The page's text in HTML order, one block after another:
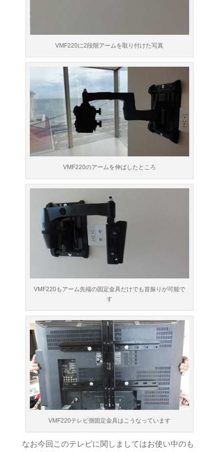
VMF220に2段階アームを取り付けた写真
VMF220のアームを伸ばしたところ
VMF220もアーム先端の固定金具だけでも首振りが可能で
す
VMF220テレビ側固定金具はこうなっています
なお今回このテレビに関しましてはお使い中のも